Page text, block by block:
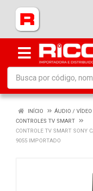
INÍCIO
ÁUDIO / VÍDEO
CONTROLES TV SMART
CONTROLE TV SMART SONY
9055 IMPORTADO